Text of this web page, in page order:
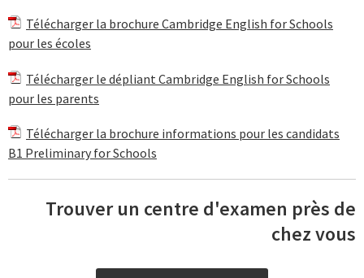
Télécharger la brochure Cambridge English for Schools
pour les écoles
Télécharger le dépliant Cambridge English for Schools
pour les parents
Télécharger la brochure informations pour les candidats
B1 Preliminary for Schools
Trouver un centre d'examen près de
chez vous